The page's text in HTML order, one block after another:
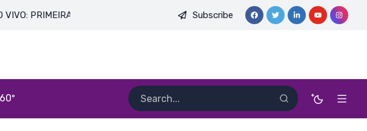
PRIMEIRA MISSA DO PE. HEITOR PEREIRA DIAS, FSA | Catedral de Sant’Ana | Caicó-
Subscribe